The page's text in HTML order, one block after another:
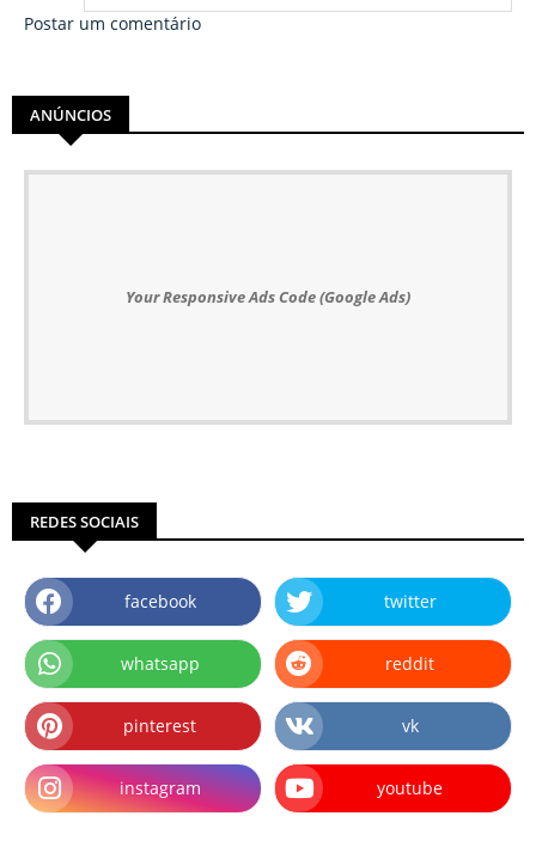
Postar um comentário
ANÚNCIOS
Your Responsive Ads Code (Google Ads)
REDES SOCIAIS
facebook twitter
whatsapp reddit
pinterest vk
instagram youtube